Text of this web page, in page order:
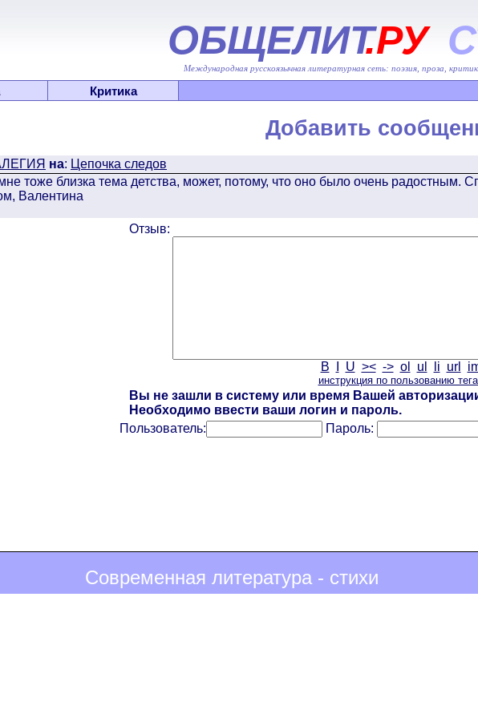
ОБЩЕЛИТ.РУ
Международная русскоязычная литературная сеть: поэзия, проза,
Критика
Добавить
на: Цепочка следов
тоже близка тема детства, может, потому, что оно было очень радостным.
Валентина
Отзыв:
B U >< -> ol ul li url
инструкция по пользованию
Вы не зашли в систему или время Вашей
Необходимо ввести ваши логин и пароль.
Пользователь:
Пароль:
Современная литература - стихи